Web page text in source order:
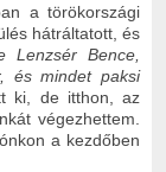
a törökországi
hátráltatott, és
Lenzsér Bence,
és mindet paksi
ki, de itthon, az
végezhettem.
a kezdőben